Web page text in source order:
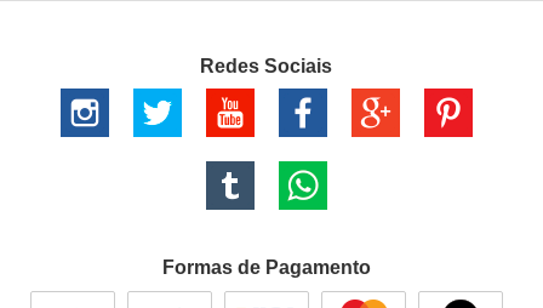
Redes Sociais
Formas de Pagamento